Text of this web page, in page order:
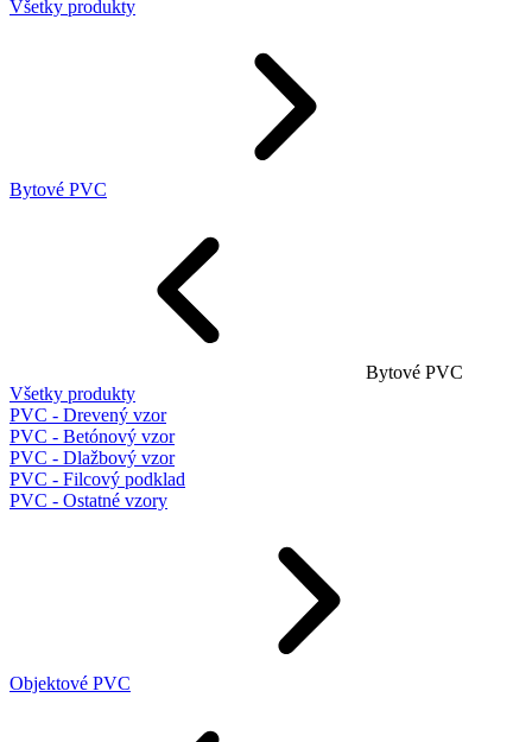
Všetky produkty
Bytové PVC
Bytové PVC
Všetky produkty
PVC - Drevený vzor
PVC - Betónový vzor
PVC - Dlažbový vzor
PVC - Filcový podklad
PVC - Ostatné vzory
Objektové PVC